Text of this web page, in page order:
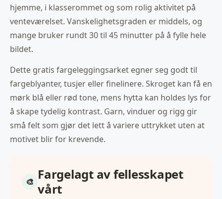
hjemme, i klasserommet og som rolig aktivitet på
venteværelset. Vanskelighetsgraden er middels, og
mange bruker rundt 30 til 45 minutter på å fylle hele
bildet.
Dette gratis fargeleggingsarket egner seg godt til
fargeblyanter, tusjer eller finelinere. Skroget kan få en
mørk blå eller rød tone, mens hytta kan holdes lys for
å skape tydelig kontrast. Garn, vinduer og rigg gir
små felt som gjør det lett å variere uttrykket uten at
motivet blir for krevende.
Fargelagt av fellesskapet
vårt